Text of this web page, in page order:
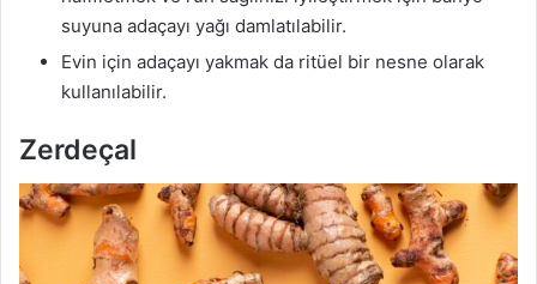
suyuna adaçayı yağı damlatılabilir.
Evin için adaçayı yakmak da ritüel bir nesne olarak
kullanılabilir.
Zerdeçal